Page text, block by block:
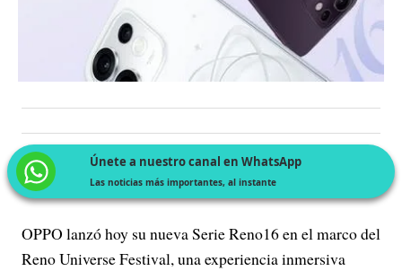
Únete a nuestro canal en WhatsApp
Las noticias más importantes, al instante
OPPO lanzó hoy su nueva Serie Reno16 en el marco del
Reno Universe Festival, una experiencia inmersiva